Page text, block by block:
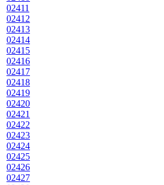
02411
02412
02413
02414
02415
02416
02417
02418
02419
02420
02421
02422
02423
02424
02425
02426
02427